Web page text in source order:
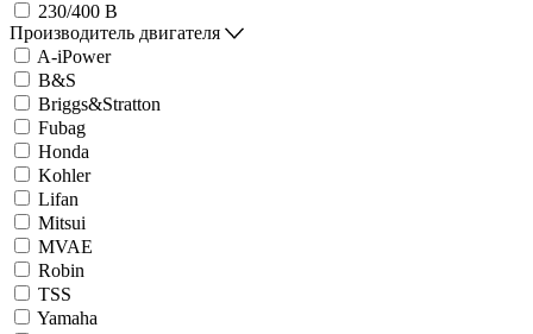
230/400 В
Производитель двигателя
A-iPower
B&S
Briggs&Stratton
Fubag
Honda
Kohler
Lifan
Mitsui
MVAE
Robin
TSS
Yamaha